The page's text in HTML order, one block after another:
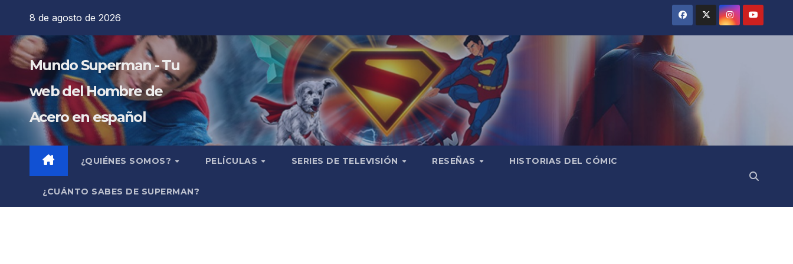
contenido
8 de agosto de 2026
Mundo Superman - Tu
web del Hombre de
Acero en español
¿QUIÉNES SOMOS? PELÍCULAS SERIES DE TELEVISIÓN RESEÑAS HISTORIAS DEL CÓMIC
¿CUÁNTO SABES DE SUPERMAN?